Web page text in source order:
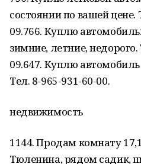
состоянии по вашей цене.
09.766. Куплю
зимние, летние,
09.647. Куплю
Тел. 8-965-931-60-00.
недвижимость
1144. Продам комнату
Тюленина, рядом садик,